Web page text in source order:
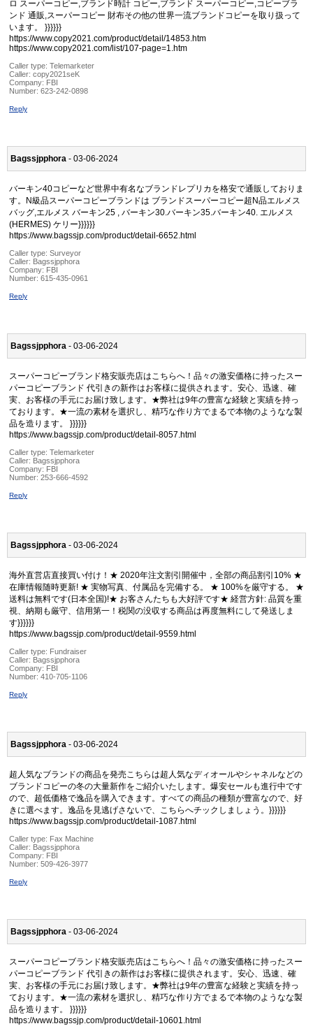
ロ スーパーコピー,ブランド時計 コピー,ブランド スーパーコピー,コピーブラ
ンド 通販,スーパーコピー 財布その他の世界一流ブランドコピーを取り扱って
います。 }}}}}}
https://www.copy2021.com/product/detail/14853.htm
https://www.copy2021.com/list/107-page=1.htm
Caller type: Telemarketer
Caller: copy2021seK
Company: FBI
Number: 623-242-0898
Reply
Bagssjpphora - 03-06-2024
バーキン40コピーなど世界中有名なブランドレプリカを格安で通販しておりま
す。N級品スーパーコピーブランドは ブランドスーパーコピー超N品エルメス
バッグ,エルメス バーキン25 , バーキン30.バーキン35.バーキン40. エルメス
(HERMES) ケリー}}}}}}
https://www.bagssjp.com/product/detail-6652.html
Caller type: Surveyor
Caller: Bagssjpphora
Company: FBI
Number: 615-435-0961
Reply
Bagssjpphora - 03-06-2024
スーパーコピーブランド格安販売店はこちらへ！品々の激安価格に持ったスー
パーコピーブランド 代引きの新作はお客様に提供されます。安心、迅速、確
実、お客様の手元にお届け致します。★弊社は9年の豊富な経験と実績を持っ
ております。★一流の素材を選択し、精巧な作り方でまるで本物のようなな製
品を造ります。 }}}}}}
https://www.bagssjp.com/product/detail-8057.html
Caller type: Telemarketer
Caller: Bagssjpphora
Company: FBI
Number: 253-666-4592
Reply
Bagssjpphora - 03-06-2024
海外直営店直接買い付け！★ 2020年注文割引開催中，全部の商品割引10% ★
在庫情報随時更新! ★ 実物写真、付属品を完備する。 ★ 100%を厳守する。 ★
送料は無料です(日本全国)!★ お客さんたちも大好評です★ 経営方針: 品質を重
視、納期も厳守、信用第一！税関の没収する商品は再度無料にして発送しま
す}}}}}}
https://www.bagssjp.com/product/detail-9559.html
Caller type: Fundraiser
Caller: Bagssjpphora
Company: FBI
Number: 410-705-1106
Reply
Bagssjpphora - 03-06-2024
超人気なブランドの商品を発売こちらは超人気なディオールやシャネルなどの
ブランドコピーの冬の大量新作をご紹介いたします。爆安セールも進行中です
ので、超低価格で逸品を購入できます。すべての商品の種類が豊富なので、好
きに選べます。逸品を見逃げさないで、こちらへチックしましょう。}}}}}}
https://www.bagssjp.com/product/detail-1087.html
Caller type: Fax Machine
Caller: Bagssjpphora
Company: FBI
Number: 509-426-3977
Reply
Bagssjpphora - 03-06-2024
スーパーコピーブランド格安販売店はこちらへ！品々の激安価格に持ったスー
パーコピーブランド 代引きの新作はお客様に提供されます。安心、迅速、確
実、お客様の手元にお届け致します。★弊社は9年の豊富な経験と実績を持っ
ております。★一流の素材を選択し、精巧な作り方でまるで本物のようなな製
品を造ります。 }}}}}}
https://www.bagssjp.com/product/detail-10601.html